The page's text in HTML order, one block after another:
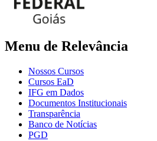
Menu de Relevância
Nossos Cursos
Cursos EaD
IFG em Dados
Documentos Institucionais
Transparência
Banco de Notícias
PGD